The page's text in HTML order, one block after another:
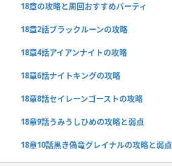
18章の攻略と周回おすすめパーティ
18章2話ブラックルーンの攻略
18章4話アイアンナイトの攻略
18章6話ナイトキングの攻略
18章8話セイレーンゴーストの攻略
18章9話うみうしひめの攻略と弱点
18章10話黒き偽竜グレイナルの攻略と弱点